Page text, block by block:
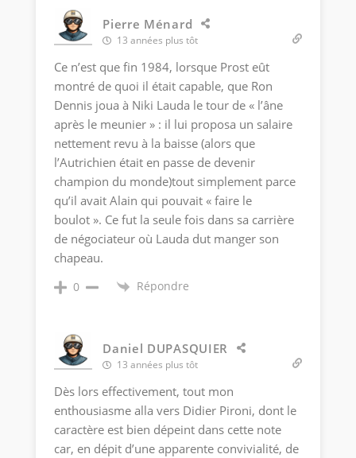
Pierre Ménard
13 années plus tôt
Ce n’est que fin 1984, lorsque Prost eût
montré de quoi il était capable, que Ron
Dennis joua à Niki Lauda le tour de « l’âne
après le meunier » : il lui proposa un salaire
nettement revu à la baisse (alors que
l’Autrichien était en passe de devenir
champion du monde)tout simplement parce
qu’il avait Alain qui pouvait « faire le
boulot ». Ce fut la seule fois dans sa carrière
de négociateur où Lauda dut manger son
chapeau.
0 Répondre
Daniel DUPASQUIER
13 années plus tôt
Dès lors effectivement, tout mon
enthousiasme alla vers Didier Pironi, dont le
caractère est bien dépeint dans cette note
car, en dépit d’une apparente convivialité, de